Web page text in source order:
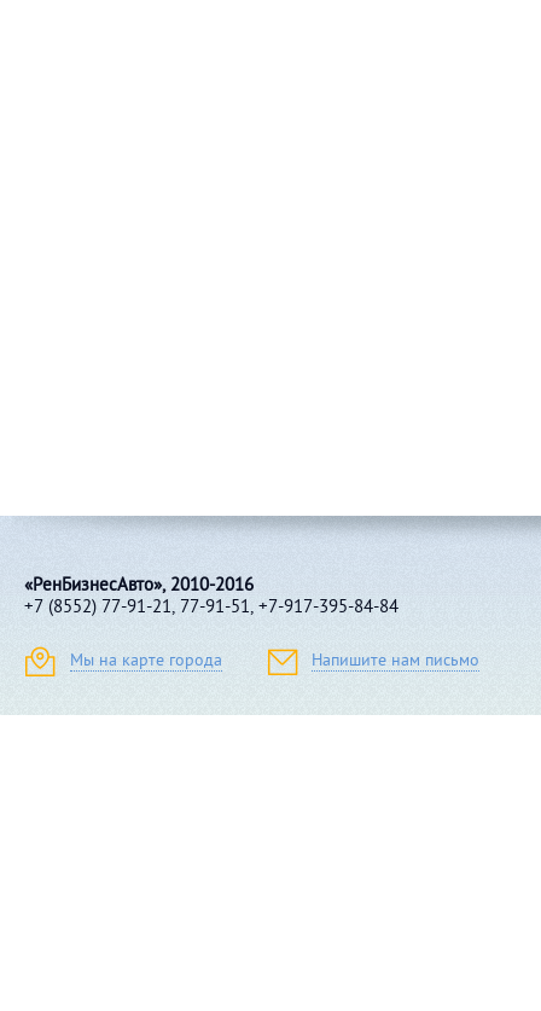
«РенБизнесАвто», 2010-2016
+7 (8552) 77-91-21, 77-91-51, +7-917-395-84-84
Мы на карте города Напишите нам письмо